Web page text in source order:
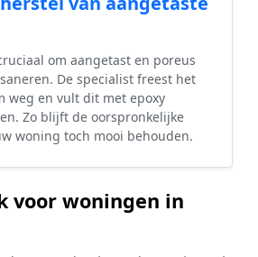
om aangetast en poreus
De specialist freest het
weg en vult dit met epoxy
Zo blijft de oorspronkelijke
woning toch mooi behouden.
voor woningen in